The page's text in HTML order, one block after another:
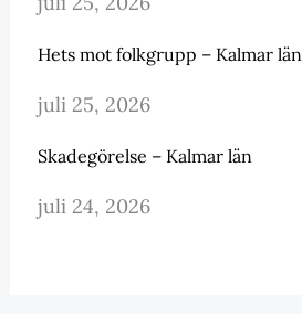
Hets mot folkgrupp – Kalmar län
juli 25, 2026
Skadegörelse – Kalmar län
juli 24, 2026